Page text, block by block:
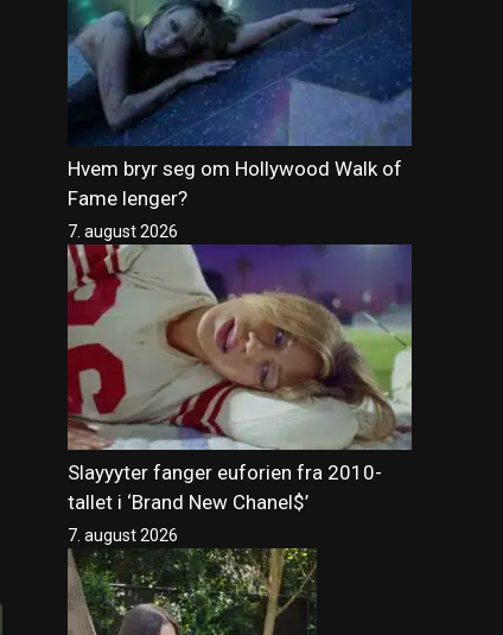
Hvem bryr seg om Hollywood Walk of
Fame lenger?
7. august 2026
Slayyyter fanger euforien fra 2010-
tallet i ‘Brand New Chanel$’
7. august 2026